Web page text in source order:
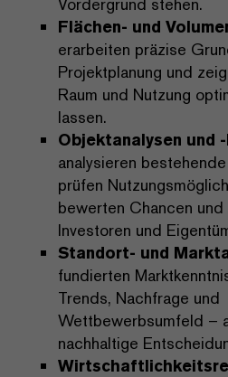
Flächen- und
erarbeiten präzise
Projektplanung und
Raum und Nutzung
lassen.
Objektanalysen und
analysieren
prüfen
bewerten Chancen
Investoren und
Standort- und
fundierten
Trends, Nachfrage und
Wettbewerbsumfeld –
nachhaltige